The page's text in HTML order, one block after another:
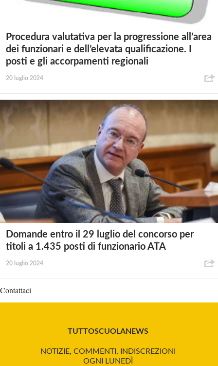
Procedura valutativa per la progressione all’area
dei funzionari e dell’elevata qualificazione. I
posti e gli accorpamenti regionali
20 luglio 2024
Domande entro il 29 luglio del concorso per
titoli a 1.435 posti di funzionario ATA
20 luglio 2024
Contattaci
TUTTOSCUOLANEWS
NOTIZIE, COMMENTI, INDISCREZIONI
OGNI LUNEDÌ